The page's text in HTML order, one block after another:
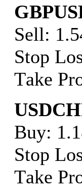
Sell:
Stop
Тake
Buy:
Stop
Тake